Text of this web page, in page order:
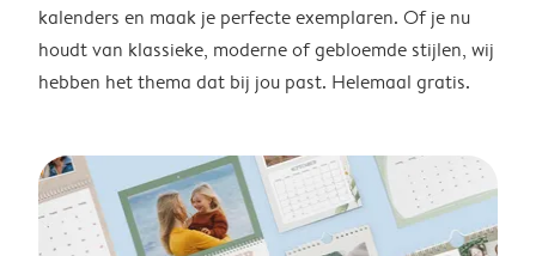
kalenders en maak je perfecte exemplaren. Of je nu
houdt van klassieke, moderne of gebloemde stijlen, wij
hebben het thema dat bij jou past. Helemaal gratis.